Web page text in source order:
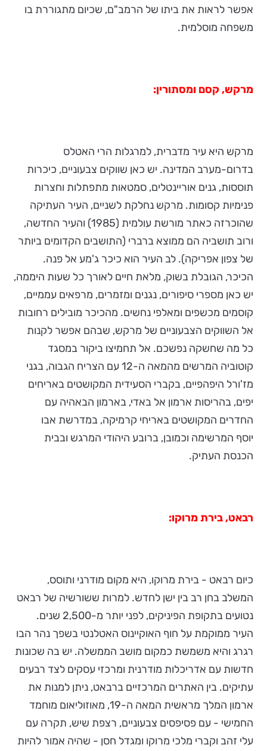
אפשר לראות את ביתו של הרמב"ם, שכיום מתגוררת בו
משפחה מוסלמית.
מרקש, קסם ומסתורין:
מרקש היא עיר מדברית, למרגלות הרי האטלס
בדרום-מערב המדינה. יש כאן שווקים צבעוניים, כיכרות
תוססות, גנים אוריינטלים, סמטאות מתפתלות וחצרות
פנימיות קסומות. מרקש נחלקת לשניים, העיר העתיקה
שהוכרזה כאתר מורשת עולמית (1985) והעיר החדשה,
ורוב תושביה הם ממוצא ברברי (התושבים הקדומים ביותר
של צפון אפריקה). לב העיר הוא כיכר ג'מע אל פנה.
הכיכר, הגובלת בשוק, מלאת חיים לאורך כל שעות היממה,
יש כאן מספרי סיפורים, נגנים ומזמרים, מרפאים עממיים,
קוסמים מכשפים ומאלפי נחשים. מהכיכר מובילים רחובות
אל השווקים הצבעוניים של מרקש, שבהם אפשר לקנות
כל מה שחשקה נפשכם. אל תחמיצו ביקור במסגד
קוטוביה המרשים מהמאה ה-12 עם הצריח הגבוה, בגני
מז'ורל היפהפיים, בקברי הסעידית המקושטים באריחים
יפים, בהריסות ארמון אל באדי, בארמון הבאהיה עם
החדרים המקושטים באריחי קרמיקה, במדרשת אבו
יוסף המרשימה וכמובן, ברובע היהודי המרגש ובבית
הכנסת העתיק.
רבאט, בירת מרוקו:
כיום רבאט - בירת מרוקו, היא מקום מודרני ותוסס,
המשלב בחן רב בין ישן לחדש. למרות ששורשיה של רבאט
נטועים בתקופת הפיניקים, לפני יותר מ-2,500 שנים.
העיר ממוקמת על חוף האוקיינוס האטלנטי בשפך נהר הבו
רגרג והיא משמשת כמקום מושב הממשלה. יש בה שכונות
חדשות עם אדריכלות מודרנית ומרכזי עסקים לצד רבעים
עתיקים. בין האתרים המרכזיים ברבאט, ניתן למנות את
ארמון המלך מראשית המאה ה-19, מאוזוליאום מוחמד
החמישי - עם פסיפסים צבעוניים, רצפת שיש, תקרה עם
עלי זהב וקברי מלכי מרוקו ומגדל חסן - שהיה אמור להיות